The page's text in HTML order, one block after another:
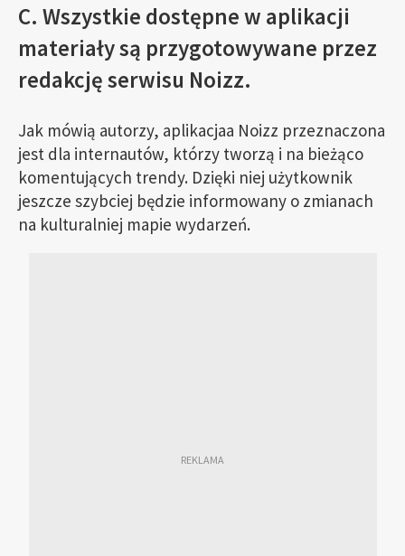
C. Wszystkie dostępne w aplikacji
materiały są przygotowywane przez
redakcję serwisu Noizz.
Jak mówią autorzy, aplikacjaa Noizz przeznaczona
jest dla internautów, którzy tworzą i na bieżąco
komentujących trendy. Dzięki niej użytkownik
jeszcze szybciej będzie informowany o zmianach
na kulturalniej mapie wydarzeń.